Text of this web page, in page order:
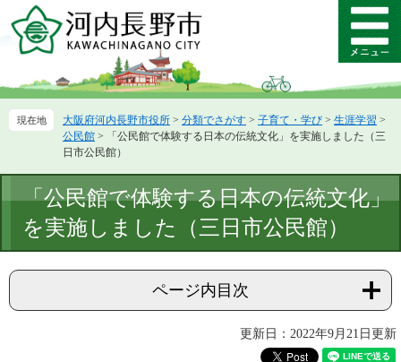
ー
先
ニ
を
本
文
メ
ニ
ー
大阪府河内長野市役所 > 分類でさがす > 子育て・学び > 生涯学習 >
公民館 >
「公民館で体験する日本の伝統文化」を実施しました（三
日市公民館）
文
「公民館で体験する日本の伝統文化」
を実施しました（三日市公民館）
ページ内目次
更新日：2022年9月21日更新